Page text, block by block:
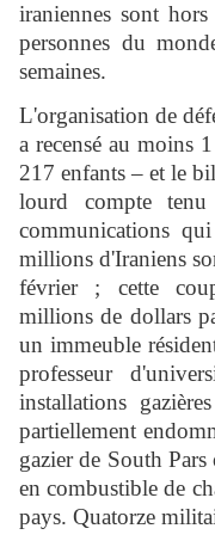
iraniennes sont
personnes du
semaines.
L'organisation de
a recensé au moins
217 enfants – et le
lourd compte
communications
millions d'Iraniens
février ; cette
millions de dollars
un immeuble
professeur
installations
partiellement
gazier de South
en combustible de
pays. Quatorze